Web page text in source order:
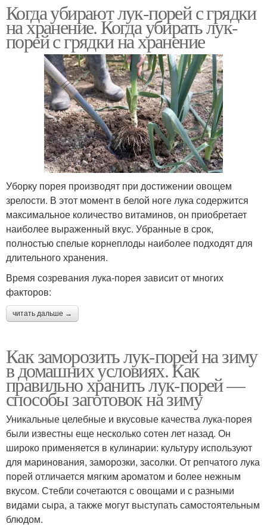
Когда убирают лук-порей с грядки
на хранение. Когда убирать лук-
порей с грядки на хранение
Уборку порея производят при достижении овощем
зрелости. В этот момент в белой ноге лука содержится
максимальное количество витаминов, он приобретает
наиболее выраженный вкус. Убранные в срок,
полностью спелые корнеплоды наиболее подходят для
длительного хранения.
Время созревания лука-порея зависит от многих
факторов:
читать дальше →
Как заморозить лук-порей на зиму
в домашних условиях. Как
правильно хранить лук-порей —
способы заготовок на зиму
Уникальные целебные и вкусовые качества лука-порея
были известны еще несколько сотен лет назад. Он
широко применяется в кулинарии: культуру используют
для маринования, заморозки, засолки. От репчатого лука
порей отличается мягким ароматом и более нежным
вкусом. Стебли сочетаются с овощами и с разными
видами сыра, а также могут выступать самостоятельным
блюдом.